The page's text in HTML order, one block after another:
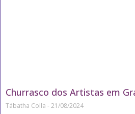
Churrasco dos Artistas em
Tábatha Colla 21/08/2024